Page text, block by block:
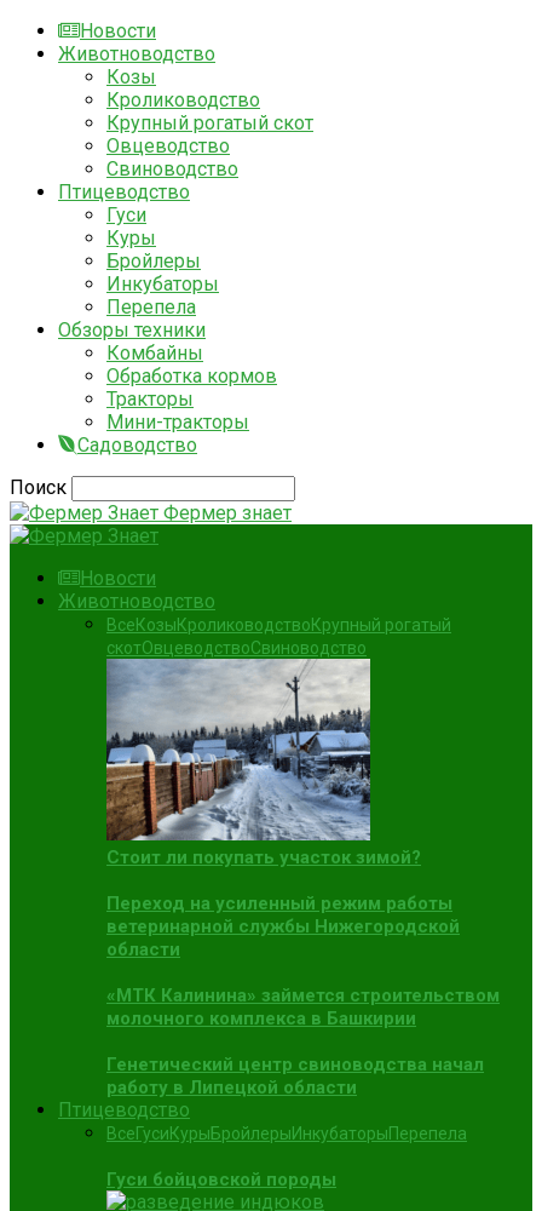
Новости
Животноводство
Козы
Кролиководство
Крупный рогатый скот
Овцеводство
Свиноводство
Птицеводство
Гуси
Куры
Бройлеры
Инкубаторы
Перепела
Обзоры техники
Комбайны
Обработка кормов
Тракторы
Мини-тракторы
Садоводство
Поиск
Фермер знает
Новости
Животноводство
ВсеКозыКролиководствоКрупный рогатый
скотОвцеводствоСвиноводство
Стоит ли покупать участок зимой?
Переход на усиленный режим работы
ветеринарной службы Нижегородской
области
«МТК Калинина» займется строительством
молочного комплекса в Башкирии
Генетический центр свиноводства начал
работу в Липецкой области
Птицеводство
ВсеГусиКурыБройлерыИнкубаторыПерепела
Гуси бойцовской породы